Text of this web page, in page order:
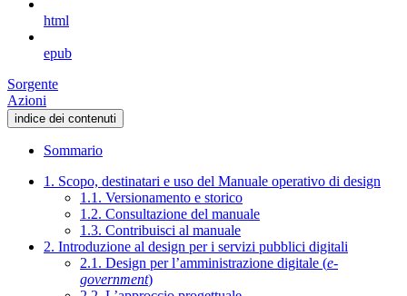
html
epub
Sorgente
Azioni
indice dei contenuti
Sommario
1. Scopo, destinatari e uso del Manuale operativo di design
1.1. Versionamento e storico
1.2. Consultazione del manuale
1.3. Contribuisci al manuale
2. Introduzione al design per i servizi pubblici digitali
2.1. Design per l’amministrazione digitale (e-
government)